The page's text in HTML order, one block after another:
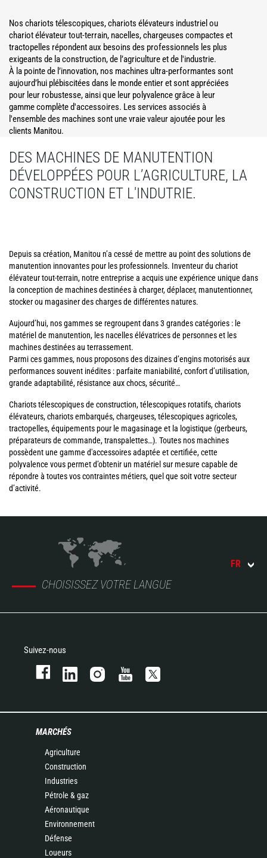
Nos chariots télescopiques, chariots élévateurs industriel ou
chariot élévateur tout-terrain, nacelles, chargeuses compactes et
tractopelles répondent aux besoins des professionnels les plus
exigeants de la construction, de l’agriculture et de l'industrie.
À la pointe de l’innovation, nos machines ultra-performantes sont
aujourd’hui plébiscitées dans le monde entier et sont appréciées
pour leur robustesse, ainsi que leur polyvalence grâce à leur
gamme complète d'accessoires. Les services associés à
l'ensemble des machines sont une vraie valeur ajoutée pour les
clients Manitou.
DES MACHINES DE MANUTENTION
DÉVELOPPÉES POUR L’AGRICULTURE, LA
CONSTRUCTION ET L'INDUTRIE.
Depuis sa création, Manitou n’a cessé de mettre au point des solutions de
manutention innovantes pour les professionnels. Inventeur du chariot
élévateur tout-terrain, notre entreprise a acquis une expérience unique dans
la conception de machines destinées à charger, déplacer, manutentionner,
stocker ou magasiner des charges de différentes natures.
Aujourd’hui, nos gammes se regroupent dans 3 grandes catégories : le
matériel de manutention, les nacelles élévatrices de personnes et les
machines destinées au terrassement.
Parmi ces gammes, nous proposons des dizaines d’engins motorisés aux
performances souvent inédites : parfaite maniabilité, confort d’utilisation,
grande adaptabilité, résistance aux chocs, sécurité…
Chariots télescopiques de construction, télescopiques rotatifs, chariots
élévateurs, chariots embarqués, chargeuses, télescopiques agricoles,
tractopelles, équipements pour le magasinage et la logistique (gerbeurs,
préparateurs de commande, transpalettes…). Toutes nos machines
possèdent une gamme d'accessoires adaptée et certifiée, cette
polyvalence vous permet d’obtenir un matériel sur mesure capable de
répondre à toutes vos contraintes métiers, quel que soit votre secteur
d’activité.
CHOISISSEZ VOTRE LANGUE
FR
Suivez-nous
MARCHÉS
Agriculture
Construction
Industries
Pétrole & gaz
Aéronautique
Environnement
Défense
Loueurs